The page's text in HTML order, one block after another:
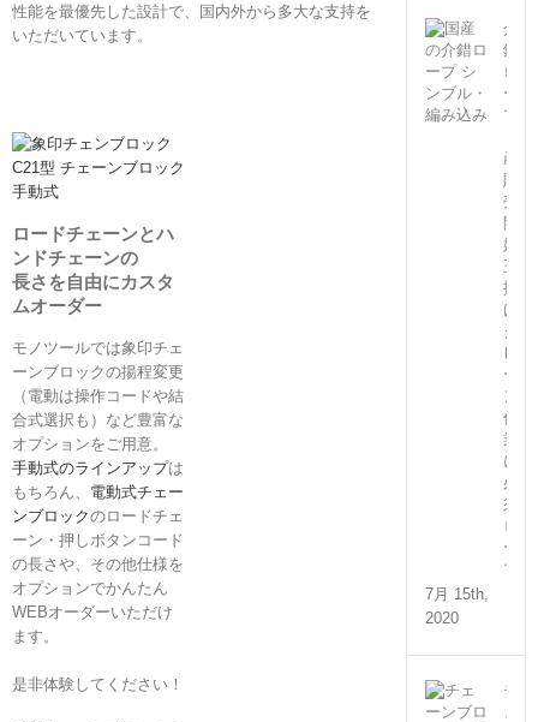
性能を最優先した設計で、国内外から多大な支持を
いただいています。
ロードチェーンとハ
ンドチェーンの
長さを自由にカスタ
ムオーダー
モノツールでは象印チェ
ーンブロックの揚程変更
（電動は操作コードや結
合式選択も）など豊富な
オプションをご用意。
手動式のラインアップは
もちろん、 電動式チェー
ンブロックのロードチェ
ーン・押しボタンコード
の長さや、その他仕様を
オプションでかんたん
WEBオーダーいただけ
ます。
是非体験してください！
介
錯
ロ
ー
プ
産）
販
売
開
始！
玉
掛
け・
ク
レ
ー
ン
作
業
に
必
須
ロ
ー
プ
7月 15th,
2020
チ